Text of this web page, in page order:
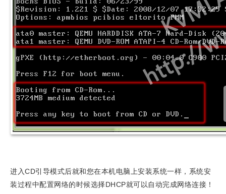
进入CD引导模式后就和您在本机电脑上安装系统一样，系统安
装过程中配置网络的时候选择DHCP就可以自动完成网络连接！